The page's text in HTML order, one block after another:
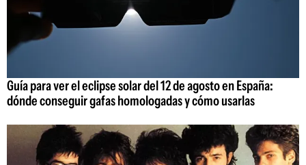
Guía para ver el eclipse solar del 12 de agosto en España:
dónde conseguir gafas homologadas y cómo usarlas